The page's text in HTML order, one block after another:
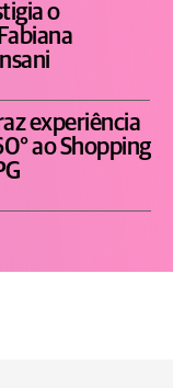
o
experiência
ao Shopping